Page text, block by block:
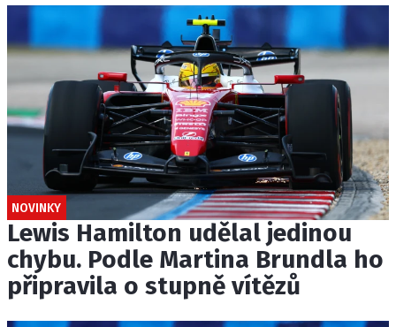
NOVINKY
Lewis Hamilton udělal jedinou
chybu. Podle Martina Brundla ho
připravila o stupně vítězů